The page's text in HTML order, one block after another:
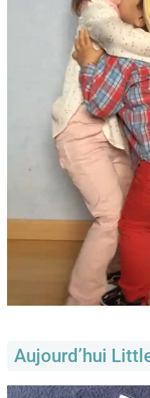
Aujourd’hui